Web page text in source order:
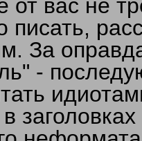
от вас не
писать,
За
-